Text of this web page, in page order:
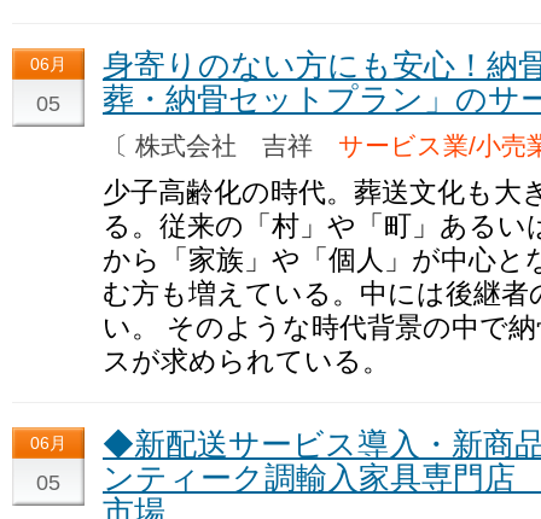
06月
05
身寄りのない方にも安心！納
葬・納骨セットプラン」のサ
〔 株式会社 吉祥 サービス業/小売
少子高齢化の時代。葬送文化も大
る。従来の「村」や「町」ある
から「家族」や「個人」が中心
む方も増えている。中には後継
い。 そのような時代背景の中で
スが求められている。
06月
05
◆新配送サービス導入・新商
ンティーク調輸入家具専門
市場